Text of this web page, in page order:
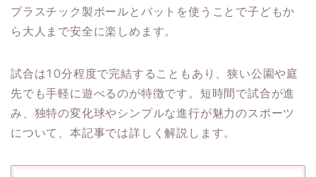
プラスチック製ボールとバットを使うことで子どもか
ら大人まで安全に楽しめます。
試合は10分程度で完結することもあり、狭い公園や庭
先でも手軽に遊べるのが特徴です。短時間で試合が進
み、独特の変化球やシンプルな進行が魅力のスポーツ
について、本記事では詳しく解説します。